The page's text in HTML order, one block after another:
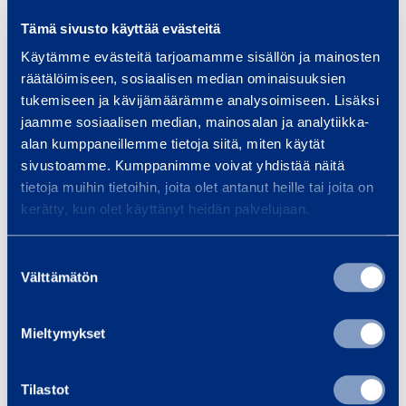
Tämä sivusto käyttää evästeitä
Käytämme evästeitä tarjoamamme sisällön ja mainosten
räätälöimiseen, sosiaalisen median ominaisuuksien
tukemiseen ja kävijämäärämme analysoimiseen. Lisäksi
jaamme sosiaalisen median, mainosalan ja analytiikka-
alan kumppaneillemme tietoja siitä, miten käytät
sivustoamme. Kumppanimme voivat yhdistää näitä
tietoja muihin tietoihin, joita olet antanut heille tai joita on
kerätty, kun olet käyttänyt heidän palvelujaan.
valinta
Välttämätön
Mieltymykset
Tilastot
Samankaltaisia tuotteita
A
k
k
­
kuormaaja 1,5 t